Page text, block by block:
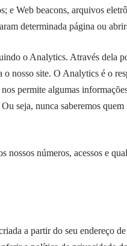
e Web beacons, arquivos
determinada página ou
o Analytics. Através dela
o nosso site. O Analytics é o
permite algumas
seja, nunca saberemos quem
nossos números, acessos e
a partir do seu endereço